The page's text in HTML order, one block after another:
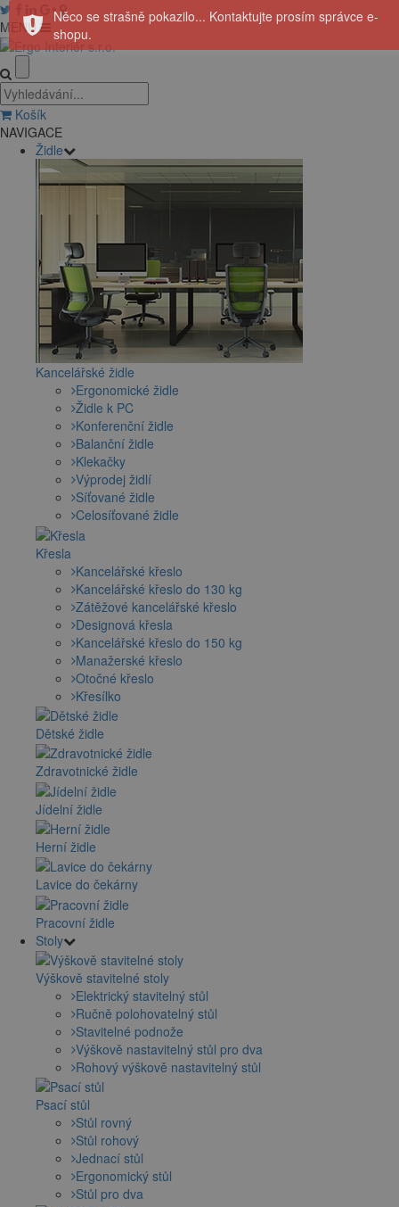
MENU
Košík
NAVIGACE
Židle
Kancelářské židle
Ergonomické židle
Židle k PC
Konferenční židle
Balanční židle
Klekačky
Výprodej židlí
Síťované židle
Celosíťované židle
Křesla
Kancelářské křeslo
Kancelářské křeslo do 130 kg
Zátěžové kancelářské křeslo
Designová křesla
Kancelářské křeslo do 150 kg
Manažerské křeslo
Otočné křeslo
Křesílko
Dětské židle
Zdravotnické židle
Jídelní židle
Herní židle
Lavice do čekárny
Pracovní židle
Stoly
Výškově stavitelné stoly
Elektrický stavitelný stůl
Ručně polohovatelný stůl
Stavitelné podnože
Výškově nastavitelný stůl pro dva
Rohový výškově nastavitelný stůl
Psací stůl
Stůl rovný
Stůl rohový
Jednací stůl
Ergonomický stůl
Stůl pro dva
Něco se strašně pokazilo... Kontaktujte prosím správce e-
shopu.